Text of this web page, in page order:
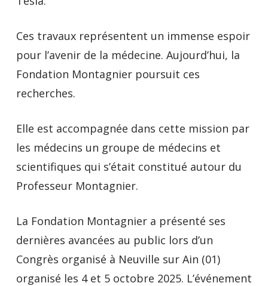
Ces travaux représentent un immense espoir
pour l’avenir de la médecine. Aujourd’hui, la
Fondation Montagnier poursuit ces
recherches.
Elle est accompagnée dans cette mission par
les médecins un groupe de médecins et
scientifiques qui s’était constitué autour du
Professeur Montagnier.
La Fondation Montagnier a présenté ses
dernières avancées au public lors d’un
Congrès organisé à Neuville sur Ain (01)
organisé les 4 et 5 octobre 2025. L’événement